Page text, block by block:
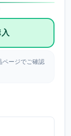
ページでご確認